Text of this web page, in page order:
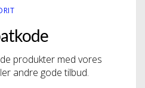
produkter med vores
andre gode tilbud.